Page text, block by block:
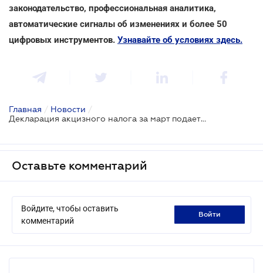
законодательство, профессиональная аналитика,
автоматические сигналы об изменениях и более 50
цифровых инструментов. Узнавайте об условиях здесь.
Главная / Новости /
Декларация акцизного налога за март подается по-новому
Оставьте комментарий
Войдите, чтобы оставить
комментарий
войти